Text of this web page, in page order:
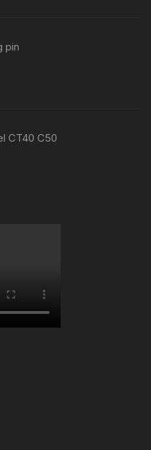
pin
CT40 C50